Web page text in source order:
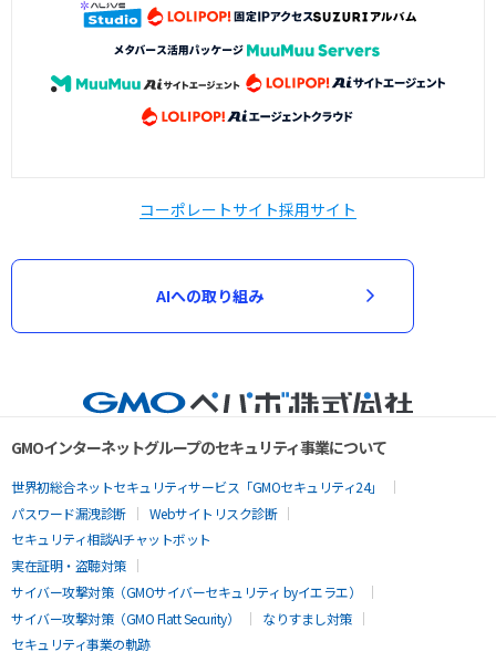
コーポレートサイト採用サイト
AIへの取り組み
GMOインターネットグループのセキュリティ事業について
世界初総合ネットセキュリティサービス「GMOセキュリティ24」
パスワード漏洩診断
Webサイトリスク診断
セキュリティ相談AIチャットボット
実在証明・盗聴対策
サイバー攻撃対策（GMOサイバーセキュリティ byイエラエ）
サイバー攻撃対策（GMO Flatt Security）
なりすまし対策
セキュリティ事業の軌跡